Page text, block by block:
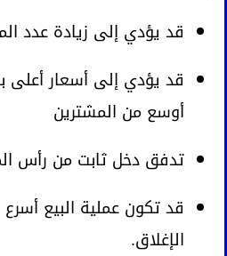
قد يؤدي إلى زيادة عدد
قد يؤدي إلى أسعار
أوسع من المشترين
تدفق دخل ثابت من رأس
قد تكون عملية البيع
الإغلاق.